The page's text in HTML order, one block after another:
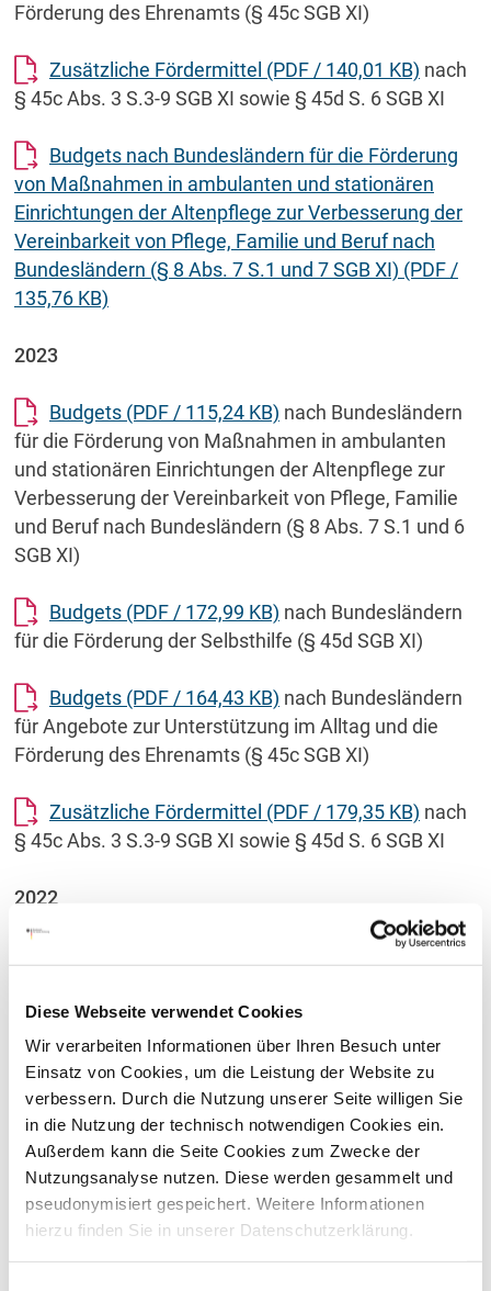
Diese Webseite verwendet Cookies
Wir verarbeiten Informationen über Ihren Besuch unter
Einsatz von Cookies, um die Leistung der Website zu
verbessern. Durch die Nutzung unserer Seite willigen Sie
in die Nutzung der technisch notwendigen Cookies ein.
Außerdem kann die Seite Cookies zum Zwecke der
Nutzungsanalyse nutzen. Diese werden gesammelt und
pseudonymisiert gespeichert. Weitere Informationen
hierzu finden Sie in unserer Datenschutzerklärung.
Förderung des Ehrenamts (§ 45c SGB XI)
Zusätzliche Fördermittel (PDF / 140,01 KB) nach
§ 45c Abs. 3 S.3-9 SGB XI sowie § 45d S. 6 SGB XI
Budgets nach Bundesländern für die Förderung
von Maßnahmen in ambulanten und stationären
Einrichtungen der Altenpflege zur Verbesserung der
Vereinbarkeit von Pflege, Familie und Beruf nach
Bundesländern (§ 8 Abs. 7 S.1 und 7 SGB XI) (PDF /
135,76 KB)
2023
Budgets (PDF / 115,24 KB) nach Bundesländern
für die Förderung von Maßnahmen in ambulanten
und stationären Einrichtungen der Altenpflege zur
Verbesserung der Vereinbarkeit von Pflege, Familie
und Beruf nach Bundesländern (§ 8 Abs. 7 S.1 und 6
SGB XI)
Budgets (PDF / 172,99 KB) nach Bundesländern
für die Förderung der Selbsthilfe (§ 45d SGB XI)
Budgets (PDF / 164,43 KB) nach Bundesländern
für Angebote zur Unterstützung im Alltag und die
Förderung des Ehrenamts (§ 45c SGB XI)
Zusätzliche Fördermittel (PDF / 179,35 KB) nach
§ 45c Abs. 3 S.3-9 SGB XI sowie § 45d S. 6 SGB XI
2022
ambulanten und stationären Einrichtungen der
Altenpflege zur Verbesserung der Vereinbarkeit von
Pflege, Familie und Beruf nach Bundesländern (§ 8
Abs. 7 S.1 und 6 SGB XI)
Budgets (PDF) (PDF / 87,88 KB)nach
Bundesländern für die Förderung der Selbsthilfe (§
45d SGB XI)
Budgets (PDF)(PDF / 145,50 KB)nach